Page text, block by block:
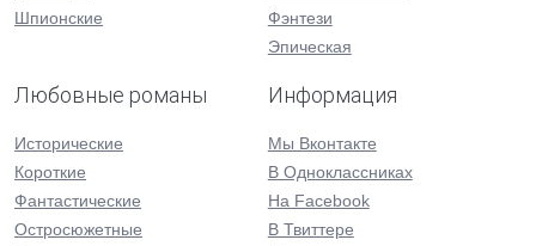
Шпионские
Фэнтези
Эпическая
Любовные романы
Исторические
Короткие
Фантастические
Остросюжетные
Информация
Мы Вконтакте
В Одноклассниках
На Facebook
В Твиттере